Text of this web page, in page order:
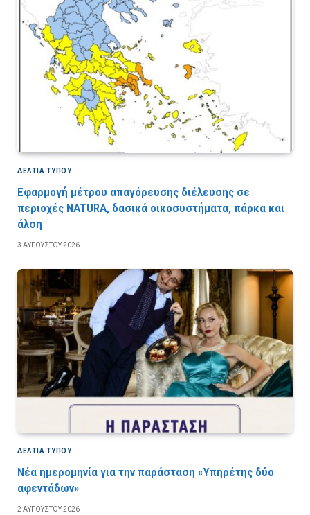
ΔΕΛΤΙΑ ΤΥΠΟΥ
Εφαρμογή μέτρου απαγόρευσης διέλευσης σε
περιοχές NATURA, δασικά οικοσυστήματα, πάρκα και
άλση
3 ΑΥΓΟΎΣΤΟΥ 2026
ΔΕΛΤΙΑ ΤΥΠΟΥ
Νέα ημερομηνία για την παράσταση «Υπηρέτης δύο
αφεντάδων»
2 ΑΥΓΟΎΣΤΟΥ 2026